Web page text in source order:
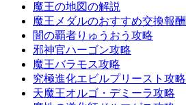
魔王の地図の解説
魔王メダルのおすすめ交換報酬
闇の覇者りゅうおう攻略
邪神官ハーゴン攻略
魔王バラモス攻略
究極進化エビルプリースト攻略
天魔王オルゴ・デミーラ攻略